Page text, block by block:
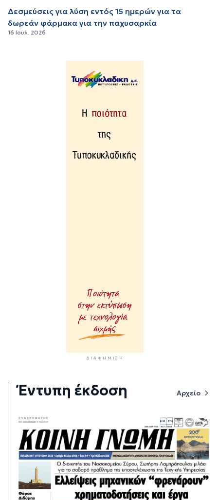
Δεσμεύσεις για λύση εντός 15 ημερών για τα
δωρεάν φάρμακα για την παχυσαρκία
16 Ιουλ. 2026
ΔΙΑΦΉΜΙΣΗ
Έντυπη έκδοση Αρχείο